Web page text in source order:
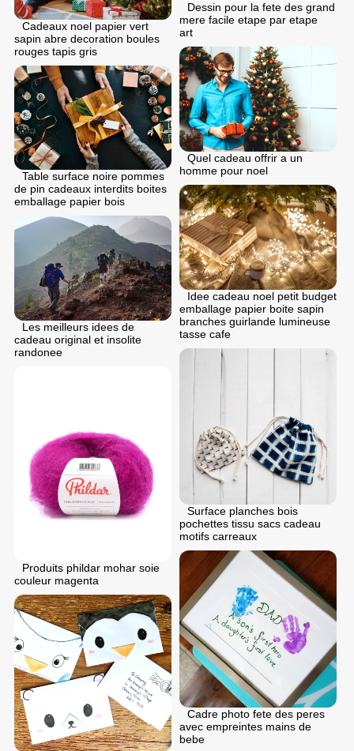
Dessin pour la fete des grand
mere facile etape par etape
art
Cadeaux noel papier vert
sapin abre decoration boules
rouges tapis gris
Quel cadeau offrir a un
homme pour noel
Table surface noire pommes
de pin cadeaux interdits boites
emballage papier bois
Idee cadeau noel petit budget
emballage papier boite sapin
branches guirlande lumineuse
tasse cafe
Les meilleurs idees de
cadeau original et insolite
randonee
Surface planches bois
pochettes tissu sacs cadeau
motifs carreaux
Produits phildar mohar soie
couleur magenta
Cadre photo fete des peres
avec empreintes mains de
bebe